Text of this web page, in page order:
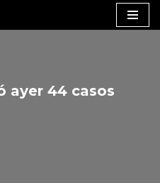
ayer 44 casos